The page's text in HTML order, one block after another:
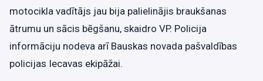
motocikla vadītājs jau bija palielinājis braukšanas
ātrumu un sācis bēgšanu, skaidro VP. Policija
informāciju nodeva arī Bauskas novada pašvaldības
policijas Iecavas ekipāžai.